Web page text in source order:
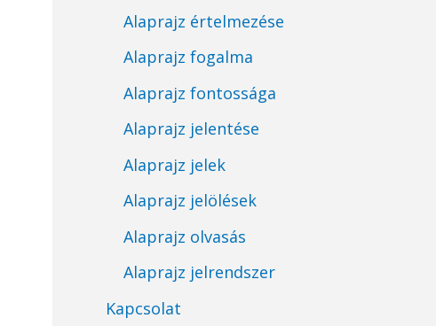
Alaprajz értelmezése
Alaprajz fogalma
Alaprajz fontossága
Alaprajz jelentése
Alaprajz jelek
Alaprajz jelölések
Alaprajz olvasás
Alaprajz jelrendszer
Kapcsolat